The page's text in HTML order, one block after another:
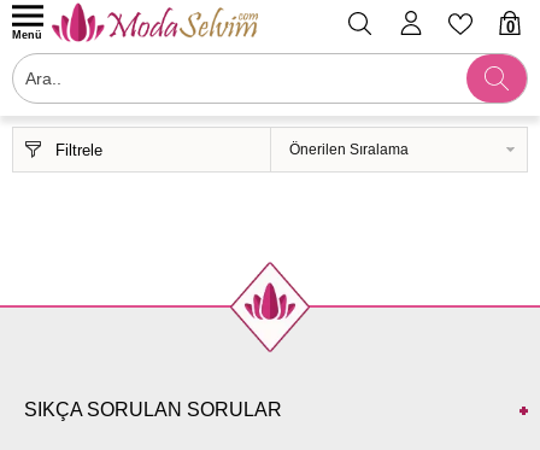
0
Menü
Filtrele
SIKÇA SORULAN SORULAR